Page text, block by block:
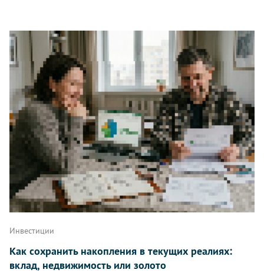
Инвестиции
Как сохранить накопления в текущих реалиях:
вклад, недвижимость или золото